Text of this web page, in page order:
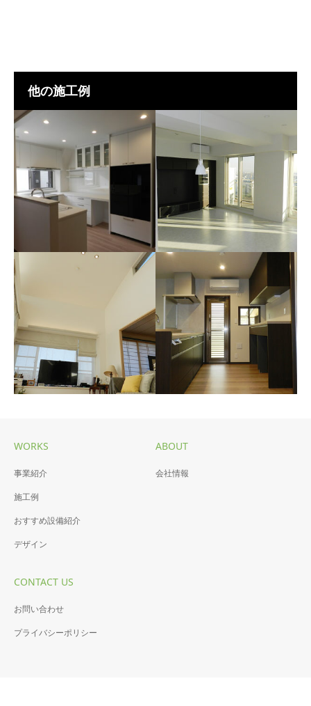
他の施工例
A様邸 リノベーション
Lクラスキッチンプラン
Y様邸内装
都会を眺めながら。
WORKS
事業紹介
施工例
おすすめ設備紹介
デザイン
ABOUT
会社情報
CONTACT US
お問い合わせ
プライバシーポリシー